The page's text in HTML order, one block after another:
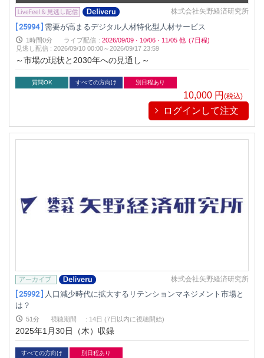
株式会社矢野経済研究所
[ 25994 ] 需要が高まるデジタル人材特化型人材サービス
1時間0分 ライブ配信 : 2026/09/09 · 10/06 · 11/05 他 (7日程)
見逃し配信 :2026/09/10 00:00～2026/09/17 23:59
～市場の現状と2030年への見通し～
質問OK すべての方向け 別日程あり
10,000 円(税込)
ログインして注文
株式会社矢野経済研究所
[ 25992 ]
人口減少時代に拡大するリテンションマネジメント市場と
は？
51分 視聴期間 : 14日 (7日以内に視聴開始)
2025年1月30日（木）収録
すべての方向け 別日程あり